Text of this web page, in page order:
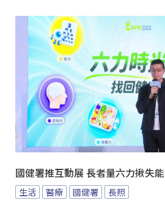
國健署推互動展 長者量六力揪失
生活 醫療 國健署 長照